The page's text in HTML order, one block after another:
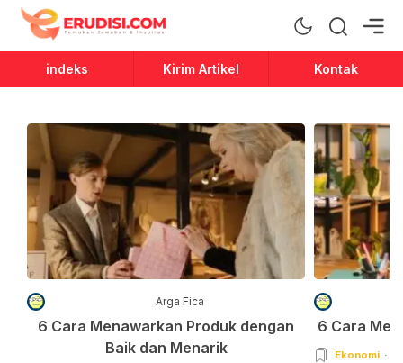
Erudisi
Temukan Jawaban dan Inspirasi
indeks Kirim Artikel Kontak
Arga Fica
6 Cara Menawarkan Produk dengan
Baik dan Menarik
6 Cara
Ekonomi